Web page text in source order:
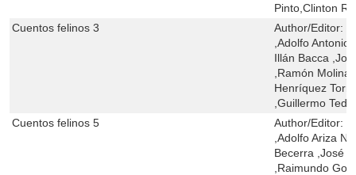
Pinto,Clinton
Cuentos felinos 3
Author/Editor:
,Adolfo Antonio
Illán Bacca
,Ramón
Henríquez
,Guillermo Tedio
Cuentos felinos 5
Author/Editor:
,Adolfo Ariza
Becerra ,José
,Raimundo